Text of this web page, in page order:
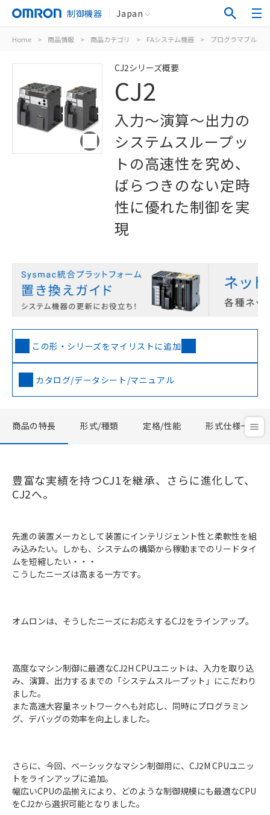
制御機器 Japan
Home > 商品情報 > 商品カテゴリ > FAシステム機器 > プログラマブルコ
CJ2シリーズ概要
CJ2
入力～演算～出力の
システムスループッ
トの高速性を究め、
ばらつきのない定時
性に優れた制御を実
現
この形・シリーズをマイリストに追加
カタログ/データシート/マニュアル
商品の特長 形式/種類 定格/性能 形式仕様一覧
豊富な実績を持つCJ1を継承、さらに進化して、
CJ2へ。
先進の装置メーカとして装置にインテリジェント性と柔軟性を組
み込みたい。しかも、システムの構築から稼動までのリードタイ
ムを短縮したい・・・
こうしたニーズは高まる一方です。
オムロンは、そうしたニーズにお応えするCJ2をラインアップ。
高度なマシン制御に最適なCJ2H CPUユニットは、入力を取り込
み、演算、出力するまでの「システムスループット」にこだわり
ました。
また高速大容量ネットワークへも対応し、同時にプログラミン
グ、デバッグの効率を向上しました。
さらに、今回、ベーシックなマシン制御用に、CJ2M CPUユニッ
トをラインアップに追加。
幅広いCPUの品揃えにより、どのような制御規模にも最適なCPU
をCJ2から選択可能となりました。